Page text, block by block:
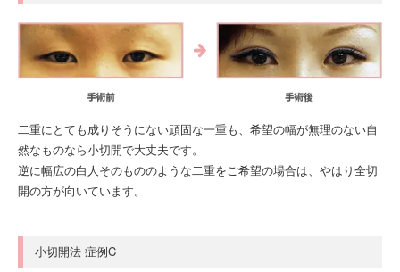
二重にとても成りそうにない頑固な一重も、希望の幅が無理のない自
然なものなら小切開で大丈夫です。
逆に幅広の白人そのもののような二重をご希望の場合は、やはり全切
開の方が向いています。
小切開法 症例C